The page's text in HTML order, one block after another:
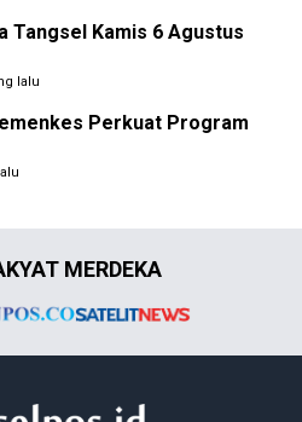
Tangsel Kamis 6 Agustus
lalu
Perkuat Program
MERDEKA